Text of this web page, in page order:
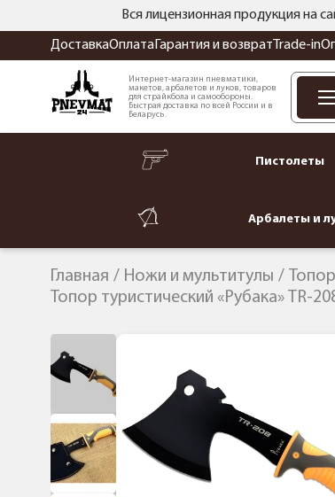
Вся лицензионная продукция на
ДоставкаОплата Гарантия и возврат Trade-in
Интернет-магазин пневматики,
макетов, арбалетов и луков, товаров
для страйкбола и самообороны.
Быстрая доставка по всей России и в
Беларусь.
Пистолеты
Арбалеты и
Главная Ножи и мультитулы
Топор туристический «Рубака» TR-